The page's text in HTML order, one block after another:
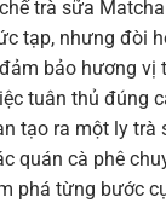
trà sữa
tạp, nhưng đòi
bảo hương vị
tuân thủ đúng
tạo ra một ly trà
quán cà phê
phá từng bước